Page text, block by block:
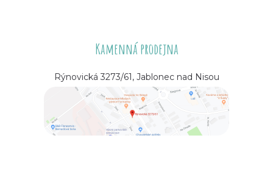
Kamenná prodejna
Rýnovická 3273/61, Jablonec nad Nisou